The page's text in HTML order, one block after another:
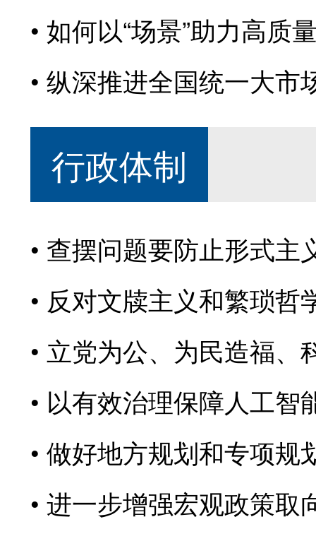
如何以“场景”助力高质
纵深推进全国统一大市
行政体制
查摆问题要防止形式主
反对文牍主义和繁琐哲
立党为公、为民造福、
以有效治理保障人工智
做好地方规划和专项规
进一步增强宏观政策取